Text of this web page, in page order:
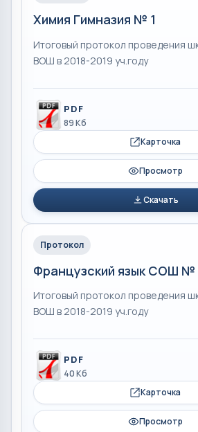
Химия Гимназия № 1
Итоговый протокол проведения
ВОШ в 2018-2019 уч.году
PDF
89 Кб
Карточка
Просмотр
Скачать
Протокол
Французский язык СОШ №
Итоговый протокол проведения
ВОШ в 2018-2019 уч.году
PDF
40 Кб
Карточка
Просмотр